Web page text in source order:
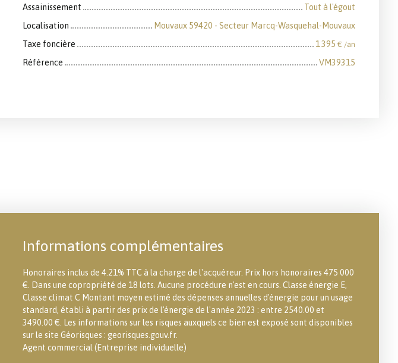
Assainissement
Tout à l'égout
Localisation
Mouvaux 59420 - Secteur Marcq-Wasquehal-Mouvaux
Taxe foncière
1 395 € /an
Référence VM39315
Informations complémentaires
Honoraires inclus de 4.21% TTC à la charge de l'acquéreur. Prix hors honoraires 475 000
€. Dans une copropriété de 18 lots. Aucune procédure n'est en cours. Classe énergie E,
Classe climat C Montant moyen estimé des dépenses annuelles d'énergie pour un usage
standard, établi à partir des prix de l'énergie de l'année 2023 : entre 2540.00 et
3490.00 €. Les informations sur les risques auxquels ce bien est exposé sont disponibles
sur le site Géorisques : georisques.gouv.fr.
Agent commercial (Entreprise individuelle)